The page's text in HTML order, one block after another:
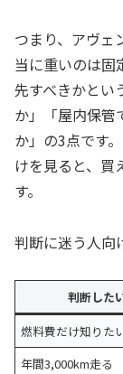
つまり、アヴェ
当に重いのは固
先すべきかとい
か」「屋内保管
か」の3点です
けを見ると、買
す。
判断に迷う人向
判断した
燃料費だけ知りた
年間3,000km走る